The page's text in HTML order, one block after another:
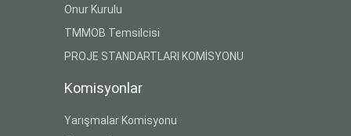
Onur Kurulu
TMMOB Temsilcisi
PROJE STANDARTLARI KOMİSYONU
Komisyonlar
Yarışmalar Komisyonu